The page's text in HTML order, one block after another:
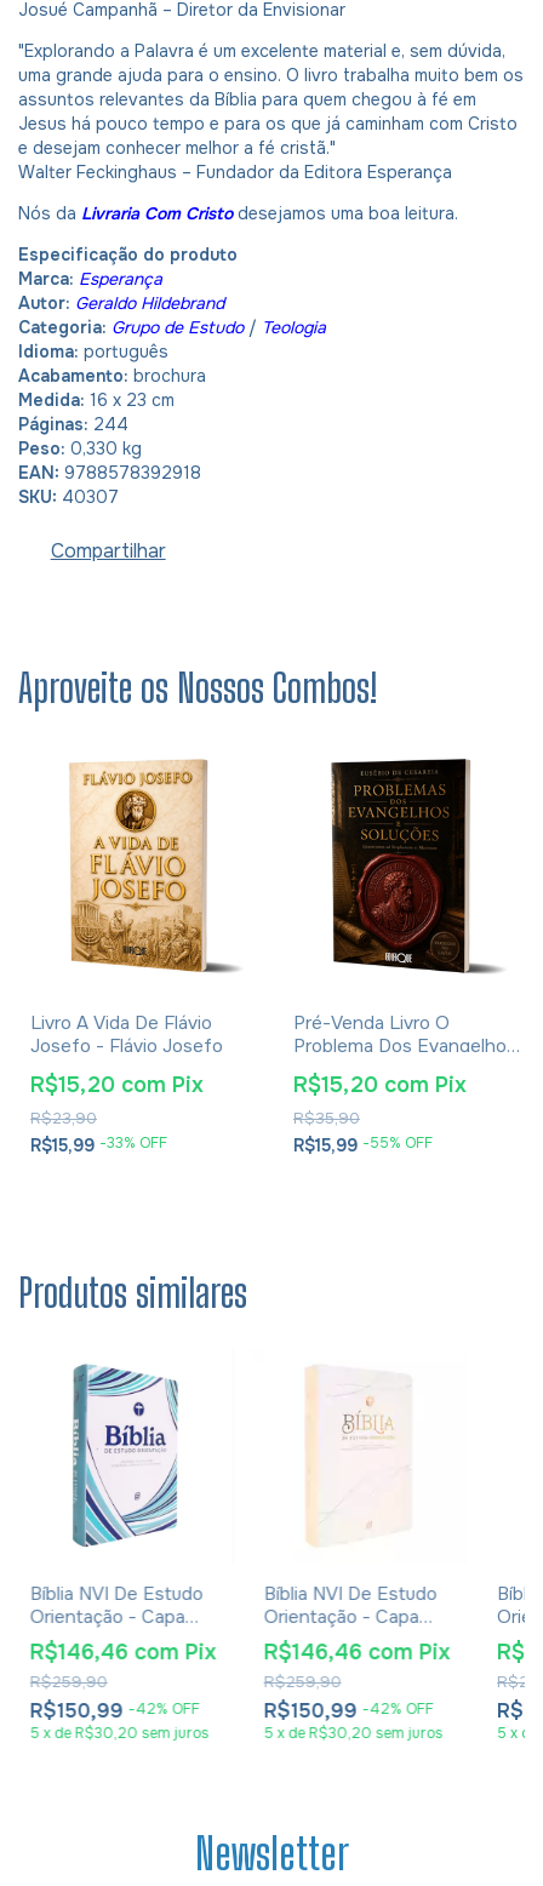
Josué Campanhã – Diretor da Envisionar
"Explorando a Palavra é um excelente material e, sem dúvida,
uma grande ajuda para o ensino. O livro trabalha muito bem os
assuntos relevantes da Bíblia para quem chegou à fé em
Jesus há pouco tempo e para os que já caminham com Cristo
e desejam conhecer melhor a fé cristã."
Walter Feckinghaus – Fundador da Editora Esperança
Nós da Livraria Com Cristodesejamos uma boa leitura.
Especificação do produto
Marca: Esperança
Autor: Geraldo Hildebrand
Categoria: Grupo de Estudo/ Teologia
Idioma: português
Acabamento: brochura
Medida: 16 x 23 cm
Páginas: 244
Peso: 0,330 kg
EAN: 9788578392918
SKU: 40307
Compartilhar
Aproveite os Nossos Combos!
Livro A Vida De Flávio
Josefo - Flávio Josefo
R$15,99 -33% OFF
R$23,90
R$15,20 com Pix
Pré-Venda Livro O
Problema Dos Evangelhos
E Soluções- Eusébio De
Cesareia
R$15,99 -55% OFF
R$35,90
R$15,20 com Pix
Produtos similares
Bíblia NVI De Estudo
Orientação - Capa
Luxo Blue Waves
R$150,99 -42% OFF
R$259,90
R$146,46 com Pix
5 xdeR$30,20 sem juros
Bíblia NVI De Estudo
Orientação - Capa
Luxo Rose Gold
R$150,99 -42% OFF
R$259,90
R$146,46 com Pix
5 xdeR$30,20 sem juros
Luxo
5 x de
Newsletter